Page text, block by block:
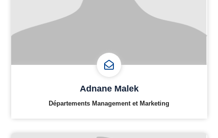
Adnane Malek
Départements Management et Marketing